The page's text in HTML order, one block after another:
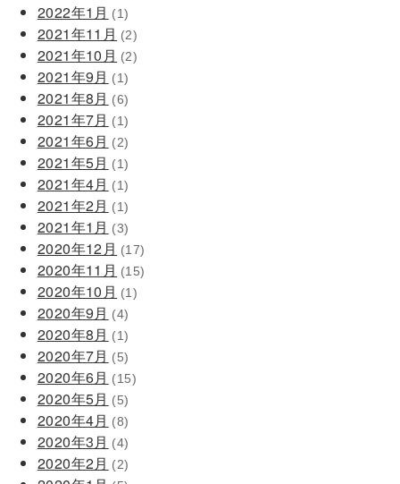
2022年1月 (1)
2021年11月 (2)
2021年10月 (2)
2021年9月 (1)
2021年8月 (6)
2021年7月 (1)
2021年6月 (2)
2021年5月 (1)
2021年4月 (1)
2021年2月 (1)
2021年1月 (3)
2020年12月 (17)
2020年11月 (15)
2020年10月 (1)
2020年9月 (4)
2020年8月 (1)
2020年7月 (5)
2020年6月 (15)
2020年5月 (5)
2020年4月 (8)
2020年3月 (4)
2020年2月 (2)